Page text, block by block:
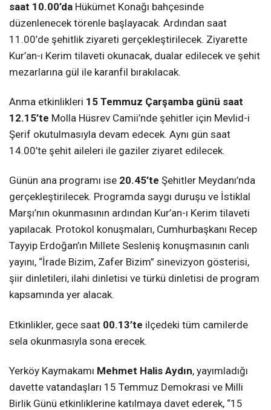
saat 10.00’da Hükümet Konağı bahçesinde
düzenlenecek törenle başlayacak. Ardından saat
11.00’de şehitlik ziyareti gerçekleştirilecek. Ziyarette
Kur’an-ı Kerim tilaveti okunacak, dualar edilecek ve şehit
mezarlarına gül ile karanfil bırakılacak.
Anma etkinlikleri 15 Temmuz Çarşamba günü saat
12.15’te Molla Hüsrev Camii’nde şehitler için Mevlid-i
Şerif okutulmasıyla devam edecek. Aynı gün saat
14.00’te şehit aileleri ile gaziler ziyaret edilecek.
Günün ana programı ise 20.45’te Şehitler Meydanı’nda
gerçekleştirilecek. Programda saygı duruşu ve İstiklal
Marşı’nın okunmasının ardından Kur’an-ı Kerim tilaveti
yapılacak. Protokol konuşmaları, Cumhurbaşkanı Recep
Tayyip Erdoğan’ın Millete Sesleniş konuşmasının canlı
yayını, “İrade Bizim, Zafer Bizim” sinevizyon gösterisi,
şiir dinletileri, ilahi dinletisi ve türkü dinletisi de program
kapsamında yer alacak.
Etkinlikler, gece saat 00.13’te ilçedeki tüm camilerde
sela okunmasıyla sona erecek.
Yerköy Kaymakamı Mehmet Halis Aydın, yayımladığı
davette vatandaşları 15 Temmuz Demokrasi ve Milli
Birlik Günü etkinliklerine katılmaya davet ederek, “15